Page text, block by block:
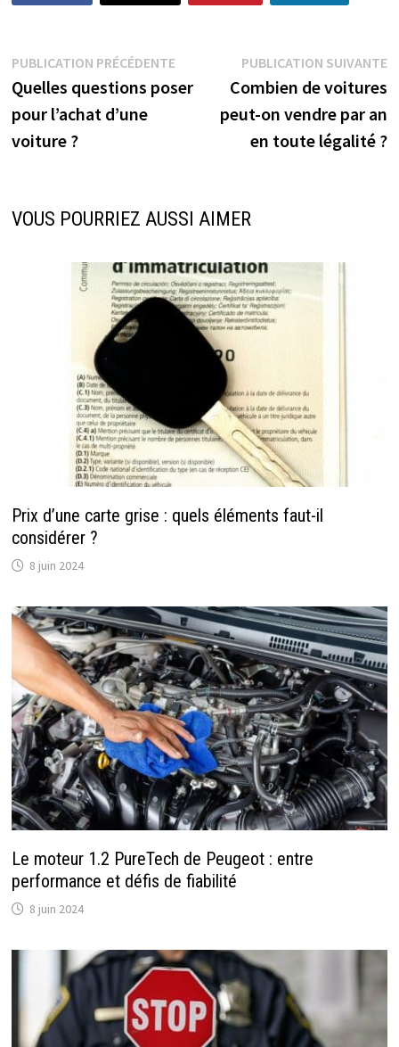
Navigation
de
l’article
PUBLICATION PRÉCÉDENTEPublication
précédente :
Quelles questions poser
pour l’achat d’une
voiture ?
PUBLICATION SUIVANTE
Combien de voitures
peut-on vendre par an
en toute légalité ?
VOUS POURRIEZ AUSSI AIMER
Prix d’une carte grise : quels éléments faut-il
considérer ?
8 juin 2024
Le moteur 1.2 PureTech de Peugeot : entre
performance et défis de fiabilité
8 juin 2024